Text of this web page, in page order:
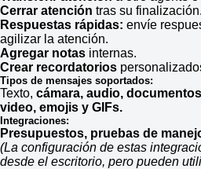
Cerrar atención tras su finalización.
Respuestas rápidas: envíe
agilizar la atención.
Agregar notas internas.
Crear recordatorios
Tipos de mensajes soportados:
Texto, cámara, audio,
video, emojis y GIFs.
Integraciones:
Presupuestos, pruebas de
(La configuración de estas
desde el escritorio, pero pueden